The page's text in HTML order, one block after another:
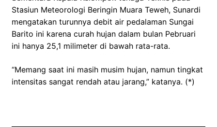
Stasiun Meteorologi Beringin Muara Teweh, Sunardi
mengatakan turunnya debit air pedalaman Sungai
Barito ini karena curah hujan dalam bulan Pebruari
ini hanya 25,1 milimeter di bawah rata-rata.
“Memang saat ini masih musim hujan, namun tingkat
intensitas sangat rendah atau jarang,” katanya. (*)